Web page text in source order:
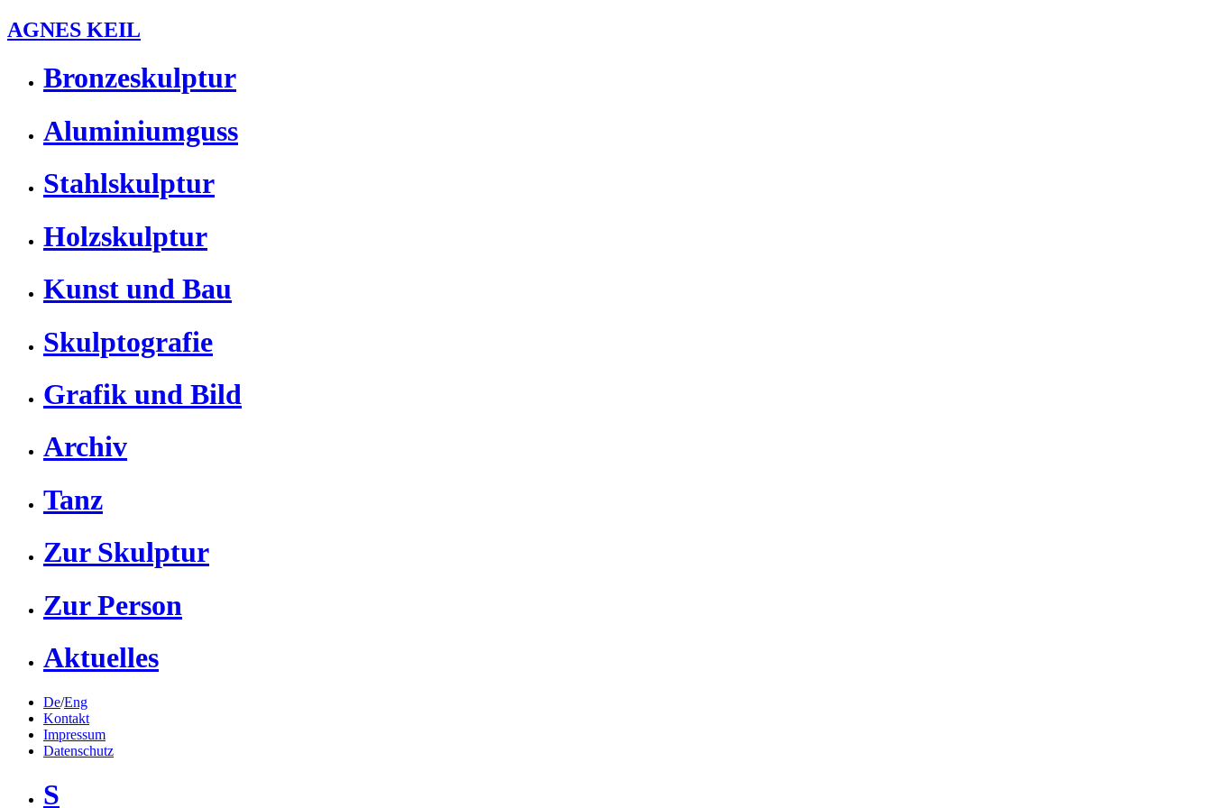
AGNES KEIL
Bronzeskulptur
Aluminiumguss
Stahlskulptur
Holzskulptur
Kunst und Bau
Skulptografie
Grafik und Bild
Archiv
Tanz
Zur Skulptur
Zur Person
Aktuelles
De/Eng
Kontakt
Impressum
Datenschutz
S